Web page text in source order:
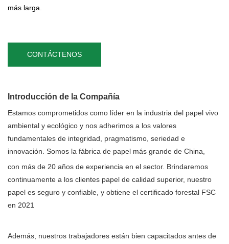
más larga.
CONTÁCTENOS
Introducción de la Compañía
Estamos comprometidos como líder en la industria del papel vivo
ambiental y ecológico y nos adherimos a los valores
fundamentales de integridad, pragmatismo, seriedad e
innovación. Somos la fábrica de papel más grande de China,
con más de 20 años de experiencia en el sector. Brindaremos
continuamente a los clientes papel de calidad superior, nuestro
papel es seguro y confiable, y obtiene el certificado forestal FSC
en 2021
Además, nuestros trabajadores están bien capacitados antes de